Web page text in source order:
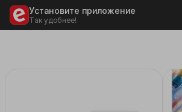
Установите приложение
Так удобнее!